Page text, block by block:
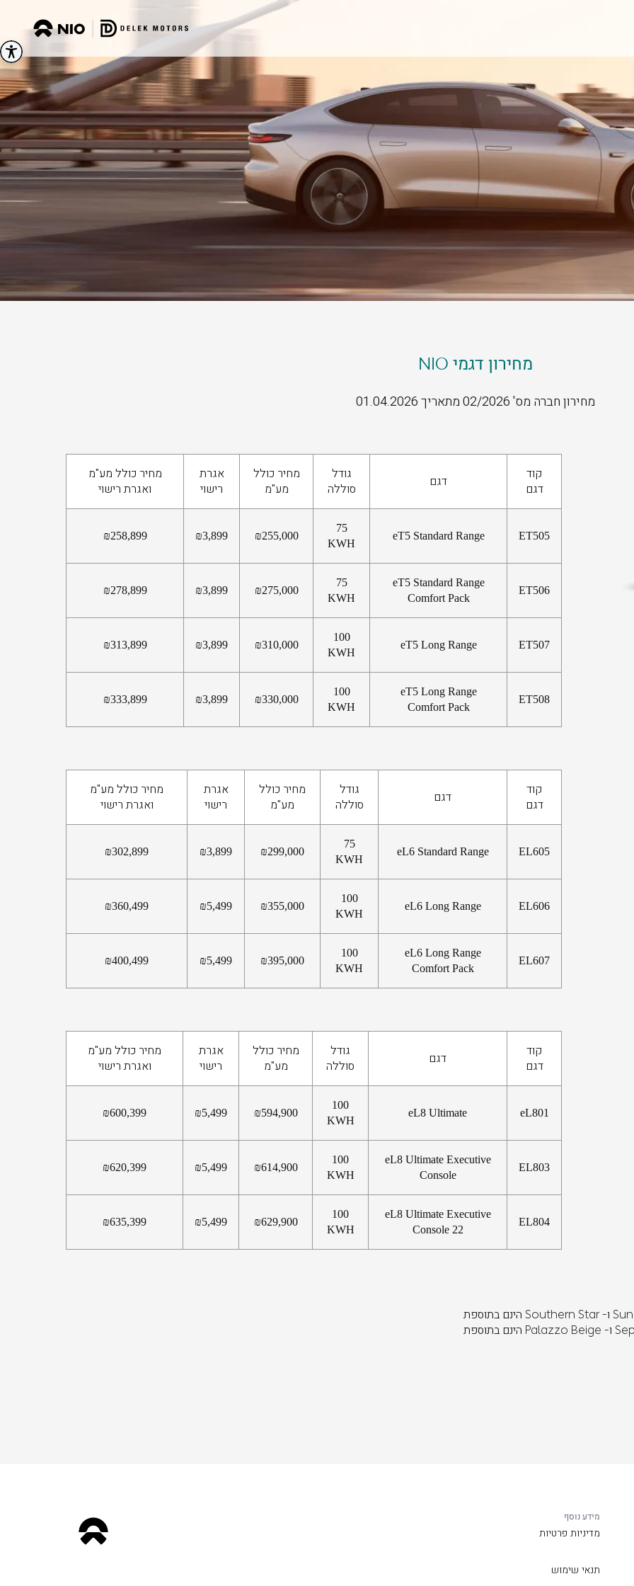
מחירון דגמי NIO
מחירון חברה מס' 02/2026 מתאריך 01.04.2026
קוד
דגם
דגם
גודל
סוללה
מחיר כולל
מע"מ
אגרת
רישוי
מחיר כולל מע"מ
ואגרת רישוי
ET505
eT5 Standard Range
75
KWH
₪255,000
₪3,899
₪258,899
ET506
eT5 Standard Range
Comfort Pack
75
KWH
₪275,000
₪3,899
₪278,899
ET507
eT5 Long Range
100
KWH
₪310,000
₪3,899
₪313,899
ET508
eT5 Long Range
Comfort Pack
100
KWH
₪330,000
₪3,899
₪333,899
קוד
דגם
דגם
גודל
סוללה
מחיר כולל
מע"מ
אגרת
רישוי
מחיר כולל מע"מ
ואגרת רישוי
EL605
eL6 Standard Range
75
KWH
₪299,000
₪3,899
₪302,899
EL606
eL6 Long Range
100
KWH
₪355,000
₪5,499
₪360,499
EL607
eL6 Long Range
Comfort Pack
100
KWH
₪395,000
₪5,499
₪400,499
קוד
דגם
דגם
גודל
סוללה
מחיר כולל
מע"מ
אגרת
רישוי
מחיר כולל מע"מ
ואגרת רישוי
eL801
eL8 Ultimate
100
KWH
₪594,900
₪5,499
₪600,399
EL803
eL8 Ultimate Executive
Console
100
KWH
₪614,900
₪5,499
₪620,399
EL804
eL8 Ultimate Executive
Console 22
100
KWH
₪629,900
₪5,499
₪635,399
* צבע Sunbathe Yellow, Airspace Blue, Arctic Green ו- Southern Star הינם בתוספת
תשלום של 10,000 ₪. (כולל מע"מ) * ריפודי Sepia Brown ו- Palazzo Beige הינם בתוספת
מידע נוסף
מדיניות פרטיות
תנאי שימוש